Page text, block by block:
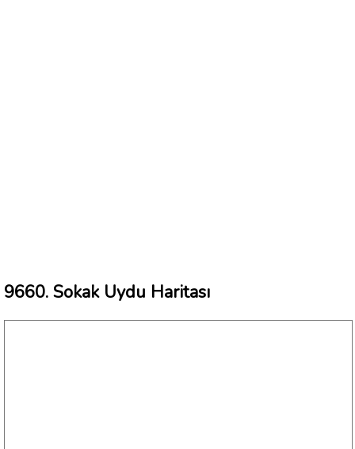
9660. Sokak Uydu Haritası